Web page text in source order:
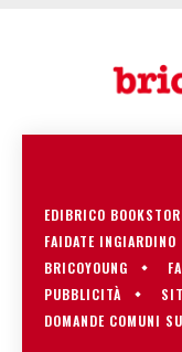
EDIBRICO
FAIDATE INGIARDINO
BRICOYOUNG
PUBBLICITÀ
DOMANDE COMUNI